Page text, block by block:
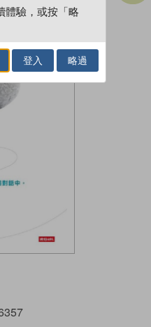
體驗，或按「略
登入 略過